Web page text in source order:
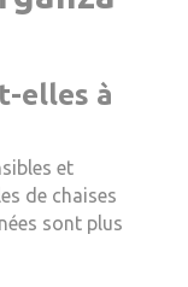
elles à
et
de chaises
sont plus